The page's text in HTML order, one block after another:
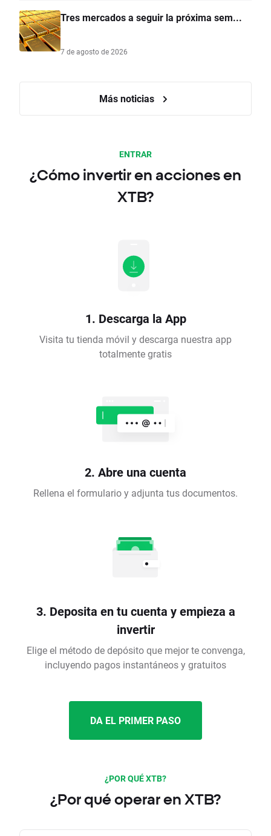
Tres mercados a seguir la próxima sem...
7 de agosto de 2026
Más noticias
ENTRAR
¿Cómo invertir en acciones en
XTB?
1. Descarga la App
Visita tu tienda móvil y descarga nuestra app
totalmente gratis
2. Abre una cuenta
Rellena el formulario y adjunta tus documentos.
3. Deposita en tu cuenta y empieza a
invertir
Elige el método de depósito que mejor te convenga,
incluyendo pagos instantáneos y gratuitos
DA EL PRIMER PASO
¿POR QUÉ XTB?
¿Por qué operar en XTB?